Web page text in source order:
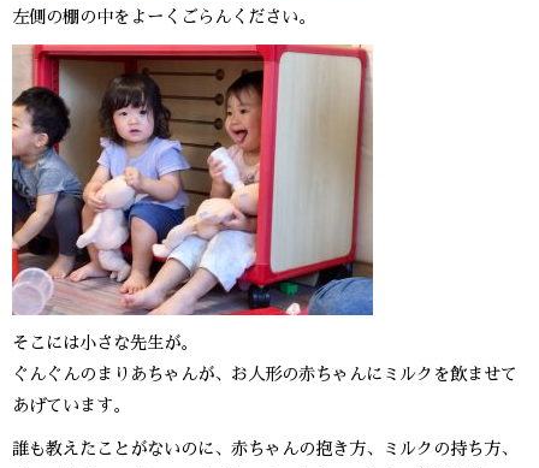
左側の棚の中をよーくごらんください。
そこには小さな先生が。
ぐんぐんのまりあちゃんが、お人形の赤ちゃんにミルクを飲ませて
あげています。
誰も教えたことがないのに、赤ちゃんの抱き方、ミルクの持ち方、